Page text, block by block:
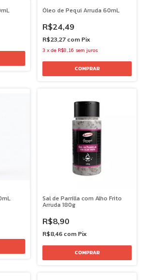
Óleo de Pequi Arruda 60mL
R$24,49
R$23,27 com Pix
3 x de R$8,16 sem juros
Sal de Parrilla com Alho Frito
Arruda 180g
R$8,90
R$8,46 com Pix